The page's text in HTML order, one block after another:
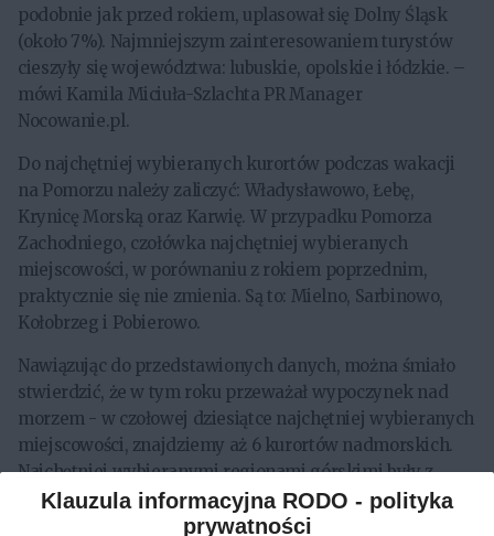
podobnie jak przed rokiem, uplasował się Dolny Śląsk
(około 7%). Najmniejszym zainteresowaniem turystów
cieszyły się województwa: lubuskie, opolskie i łódzkie. –
mówi Kamila Miciuła-Szlachta PR Manager
Nocowanie.pl.
Do najchętniej wybieranych kurortów podczas wakacji
na Pomorzu należy zaliczyć: Władysławowo, Łebę,
Krynicę Morską oraz Karwię. W przypadku Pomorza
Zachodniego, czołówka najchętniej wybieranych
miejscowości, w porównaniu z rokiem poprzednim,
praktycznie się nie zmienia. Są to: Mielno, Sarbinowo,
Kołobrzeg i Pobierowo.
Nawiązując do przedstawionych danych, można śmiało
stwierdzić, że w tym roku przeważał wypoczynek nad
morzem - w czołowej dziesiątce najchętniej wybieranych
miejscowości, znajdziemy aż 6 kurortów nadmorskich.
Najchętniej wybieranymi regionami górskimi były z
kolei Tatry, przede wszystkim Zakopane, dalej
Karkonosze i Karpacz oraz Bieszczady – tu głównie
Klauzula informacyjna RODO - polityka
prywatności